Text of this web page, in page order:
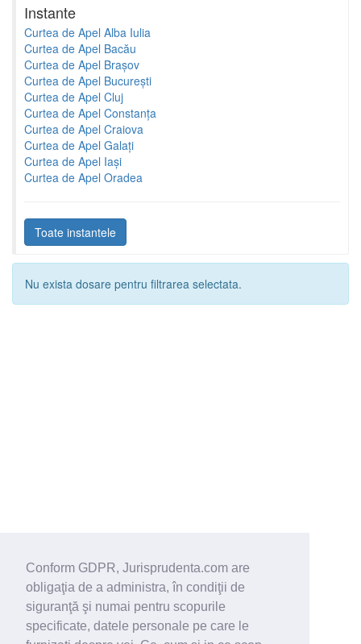
Conform GDPR, Jurisprudenta.com are
obligaţia de a administra, în condiţii de
siguranţă şi numai pentru scopurile
specificate, datele personale pe care le
Instante
Curtea de Apel Alba Iulia
Curtea de Apel Bacău
Curtea de Apel Brașov
Curtea de Apel București
Curtea de Apel Cluj
Curtea de Apel Constanța
Curtea de Apel Craiova
Curtea de Apel Galați
Curtea de Apel Iași
Curtea de Apel Oradea
Toate instantele
Nu exista dosare pentru filtrarea selectata.